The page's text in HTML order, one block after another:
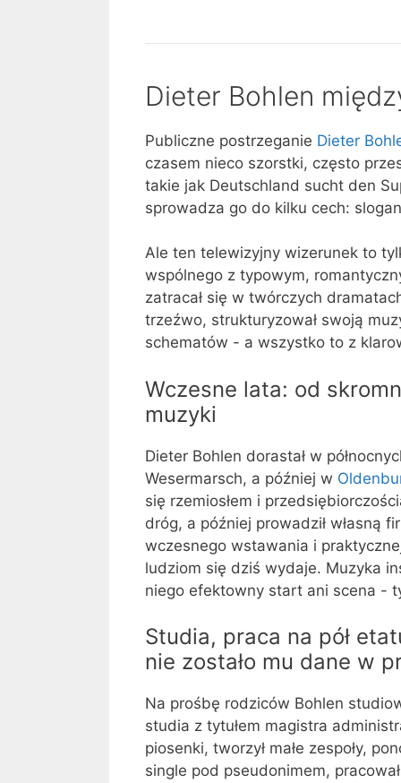
firm
niż
reklama?
dlaczego
surowcowy
w
Grenlandii
niepewny
Dieter Bohlen
Publiczne postrzeganie Dieter
czasem nieco szorstki, często
takie jak Deutschland sucht den
sprowadza go do kilku cech:
Ale ten telewizyjny wizerunek to
wspólnego z typowym,
zatracał się w twórczych
trzeźwo, strukturyzował swoją
schematów - a wszystko to z
Wczesne lata: od
muzyki
Dieter Bohlen dorastał w
Wesermarsch, a później w
się rzemiosłem i
dróg, a później prowadził własną
wczesnego wstawania i
ludziom się dziś wydaje. Muzyka
niego efektowny start ani scena -
Studia, praca na pół
nie zostało mu dane w
Na prośbę rodziców Bohlen
studia z tytułem magistra
piosenki, tworzył małe zespoły,
single pod pseudonimem,